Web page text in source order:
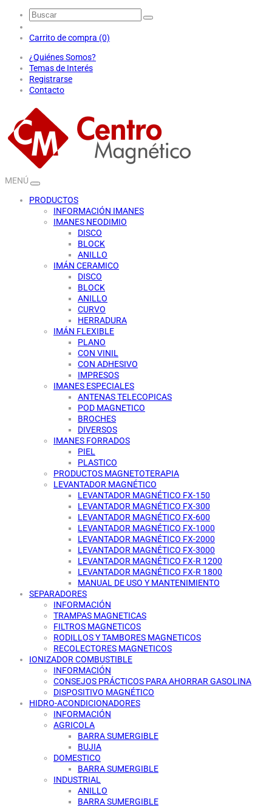
Carrito de compra (0)
¿Quiénes Somos?
Temas de Interés
Registrarse
Contacto
MENÚ
PRODUCTOS
INFORMACIÓN IMANES
IMANES NEODIMIO
DISCO
BLOCK
ANILLO
IMÁN CERAMICO
DISCO
BLOCK
ANILLO
CURVO
HERRADURA
IMÁN FLEXIBLE
PLANO
CON VINIL
CON ADHESIVO
IMPRESOS
IMANES ESPECIALES
ANTENAS TELECOPICAS
POD MAGNETICO
BROCHES
DIVERSOS
IMANES FORRADOS
PIEL
PLASTICO
PRODUCTOS MAGNETOTERAPIA
LEVANTADOR MAGNÉTICO
LEVANTADOR MAGNÉTICO FX-150
LEVANTADOR MAGNÉTICO FX-300
LEVANTADOR MAGNÉTICO FX-600
LEVANTADOR MAGNÉTICO FX-1000
LEVANTADOR MAGNÉTICO FX-2000
LEVANTADOR MAGNÉTICO FX-3000
LEVANTADOR MAGNÉTICO FX-R 1200
LEVANTADOR MAGNÉTICO FX-R 1800
MANUAL DE USO Y MANTENIMIENTO
SEPARADORES
INFORMACIÓN
TRAMPAS MAGNETICAS
FILTROS MAGNETICOS
RODILLOS Y TAMBORES MAGNETICOS
RECOLECTORES MAGNETICOS
IONIZADOR COMBUSTIBLE
INFORMACIÓN
CONSEJOS PRÁCTICOS PARA AHORRAR GASOLINA
DISPOSITIVO MAGNÉTICO
HIDRO-ACONDICIONADORES
INFORMACIÓN
AGRICOLA
BARRA SUMERGIBLE
BUJIA
DOMESTICO
BARRA SUMERGIBLE
INDUSTRIAL
ANILLO
BARRA SUMERGIBLE